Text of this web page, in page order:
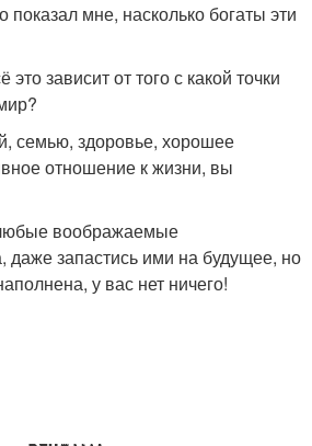
мне, насколько богаты эти
зависит от того с какой точки
семью, здоровье, хорошее
отношение к жизни, вы
воображаемые
даже запастись ими на будущее, но
у вас нет ничего!